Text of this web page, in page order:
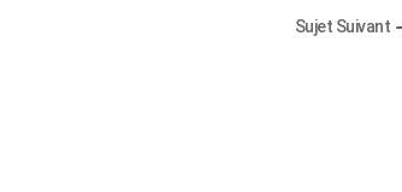
Sujet Suivant